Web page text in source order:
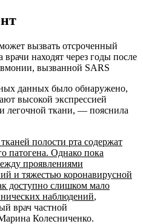
вызвать отсроченный
находят через годы после
вызванной SARS
данных было обнаружено,
высокой экспрессией
легочной ткани, — пояснила
полости рта содержат
патогена. Однако пока
проявлениями
и тяжестью коронавирусной
доступно слишком мало
наблюдений,
врач частной
Колесниченко.